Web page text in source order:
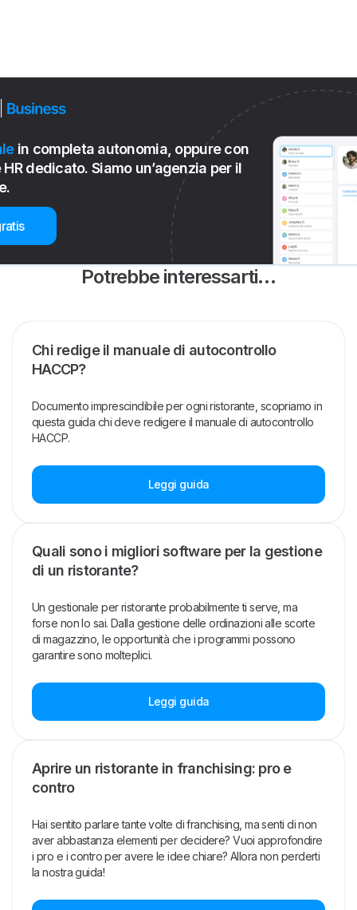
in completa autonomia, oppure con
dedicato. Siamo un’agenzia per il
Potrebbe interessarti…
Chi redige il manuale di autocontrollo
HACCP?
Documento imprescindibile per ogni ristorante, scopriamo in
questa guida chi deve redigere il manuale di autocontrollo
HACCP.
Leggi guida
Quali sono i migliori software per la gestione
di un ristorante?
Un gestionale per ristorante probabilmente ti serve, ma
forse non lo sai. Dalla gestione delle ordinazioni alle scorte
di magazzino, le opportunità che i programmi possono
garantire sono molteplici.
Leggi guida
Aprire un ristorante in franchising: pro e
contro
Hai sentito parlare tante volte di franchising, ma senti di non
aver abbastanza elementi per decidere? Vuoi approfondire
i pro e i contro per avere le idee chiare? Allora non perderti
la nostra guida!